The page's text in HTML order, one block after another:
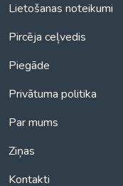
Lietošanas noteikumi
Pircēja ceļvedis
Piegāde
Privātuma politika
Par mums
Ziņas
Kontakti